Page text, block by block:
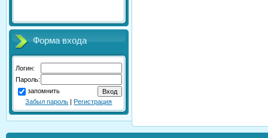
Форма входа
Логин:
Пароль:
запомнить
Забыл пароль
Регистрация